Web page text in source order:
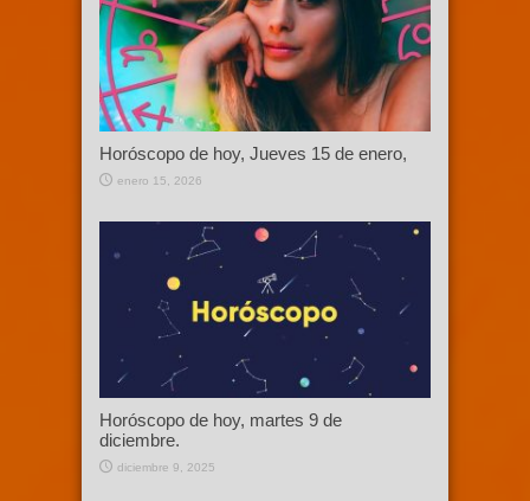
Horóscopo de hoy, Jueves 15 de enero,
enero 15, 2026
Horóscopo de hoy, martes 9 de
diciembre.
diciembre 9, 2025